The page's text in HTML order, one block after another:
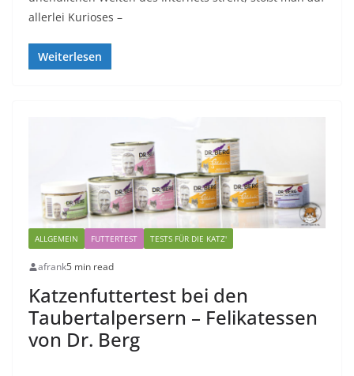
allerlei Kurioses –
Weiterlesen
ALLGEMEIN FUTTERTEST TESTS FÜR DIE KATZ'
afrank5 min read
Katzenfuttertest bei den
Taubertalpersern – Felikatessen
von Dr. Berg